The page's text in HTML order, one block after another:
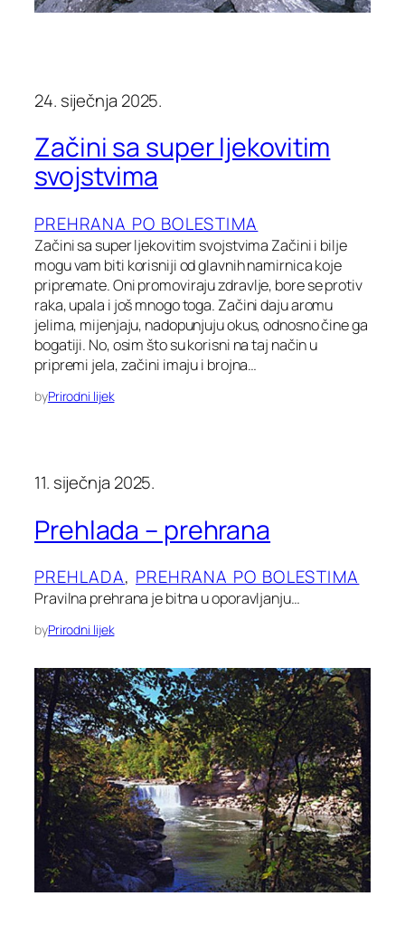
24. siječnja 2025.
Začini sa super ljekovitim
svojstvima
PREHRANA PO BOLESTIMA
Začini sa super ljekovitim svojstvima Začini i bilje
mogu vam biti korisniji od glavnih namirnica koje
pripremate. Oni promoviraju zdravlje, bore se protiv
raka, upala i još mnogo toga. Začini daju aromu
jelima, mijenjaju, nadopunjuju okus, odnosno čine ga
bogatiji. No, osim što su korisni na taj način u
pripremi jela, začini imaju i brojna…
byPrirodni lijek
11. siječnja 2025.
Prehlada – prehrana
PREHLADA, PREHRANA PO BOLESTIMA
Pravilna prehrana je bitna u oporavljanju…
byPrirodni lijek